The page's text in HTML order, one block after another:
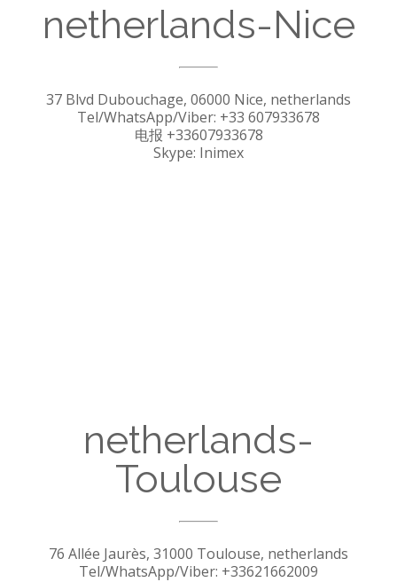
netherlands-Nice
37 Blvd Dubouchage, 06000 Nice, netherlands
Tel/WhatsApp/Viber: +33 607933678
电报 +33607933678
Skype: Inimex
netherlands-
Toulouse
76 Allée Jaurès, 31000 Toulouse, netherlands
Tel/WhatsApp/Viber: +33621662009